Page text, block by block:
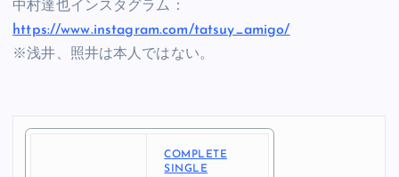
中村達也インスタグラム：
https://www.instagram.com/tatsuy_amigo/
※浅井、照井は本人ではない。
COMPLETE
SINGLE